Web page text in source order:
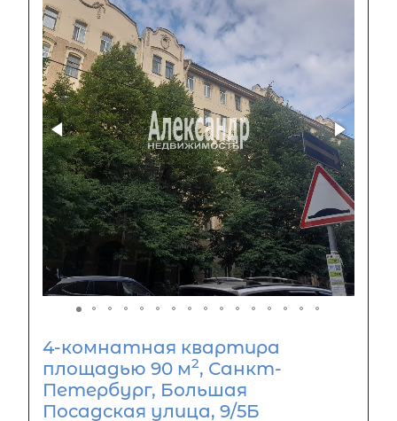
4-комнатная квартира
площадью 90 м2, Санкт-
Петербург, Большая
Посадская улица, 9/5Б